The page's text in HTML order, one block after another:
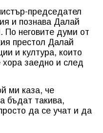
председател
и познава Далай
По неговите думи от
престол Далай
и култура, които
хора заедно и след
ми каза, че
бъдат такива,
да се учат и да